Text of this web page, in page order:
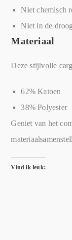
Niet chemisch
Niet in de
Materiaal
Deze stijlvolle
62% Katoen
38% Polyester
Geniet van het
Vind ik leuk: